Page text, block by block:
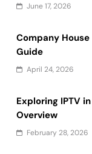
June 17, 2026
Company
Guide
April 24, 2026
Exploring IPTV
Overview
February 28, 2026